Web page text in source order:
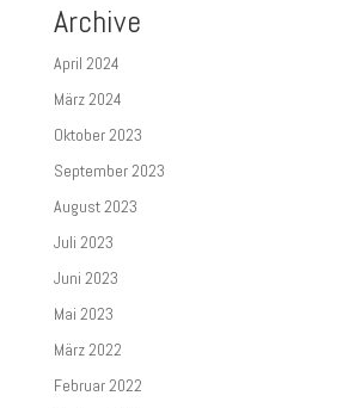
Archive
April 2024
März 2024
Oktober 2023
September 2023
August 2023
Juli 2023
Juni 2023
Mai 2023
März 2022
Februar 2022